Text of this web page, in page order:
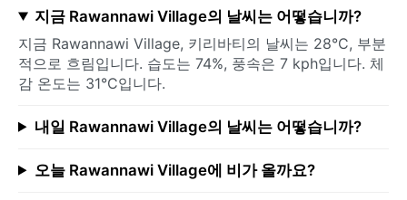
지금 Rawannawi Village의 날씨는 어떻습니까?
지금 Rawannawi Village, 키리바티의 날씨는 28°C, 부분
적으로 흐림입니다. 습도는 74%, 풍속은 7 kph입니다. 체
감 온도는 31°C입니다.
내일 Rawannawi Village의 날씨는 어떻습니까?
오늘 Rawannawi Village에 비가 올까요?